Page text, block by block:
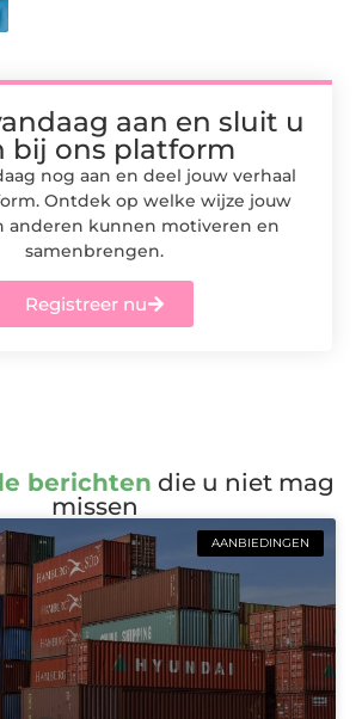
aan en sluit u
bij ons platform
nog aan en deel jouw verhaal
Ontdek op welke wijze jouw
anderen kunnen motiveren en
samenbrengen.
Registreer nu
berichten die u niet mag
missen
AANBIEDINGEN